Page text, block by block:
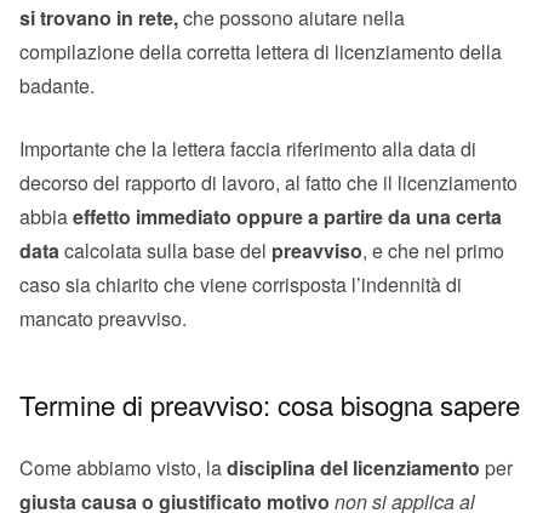
si trovano in rete,che possono aiutare nella
compilazione della corretta lettera di licenziamento della
badante.
Importante che la lettera faccia riferimento alla data di
decorso del rapporto di lavoro, al fatto che il licenziamento
abbiaeffetto immediato oppure a partire da una certa
datacalcolata sulla base del preavviso, e che nel primo
caso sia chiarito che viene corrisposta l’indennità di
mancato preavviso.
Termine di preavviso: cosa bisogna sapere
Come abbiamo visto, ladisciplina del licenziamento per
giustacausa o giustificato motivo non si applica al